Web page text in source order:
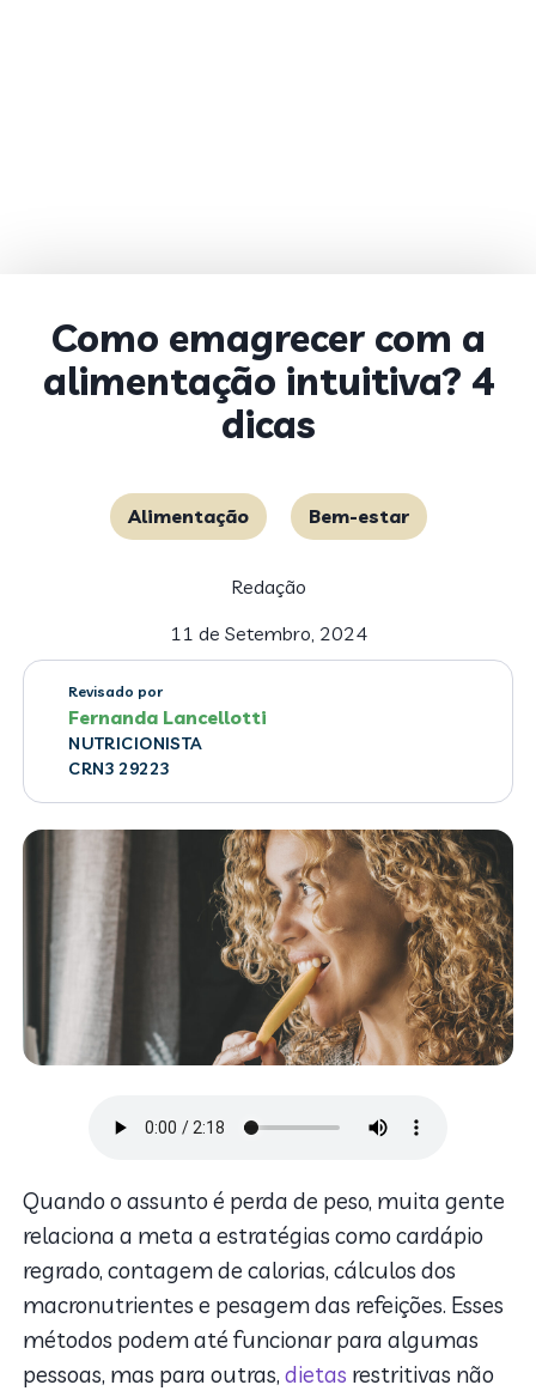
Como emagrecer com a
alimentação intuitiva? 4
dicas
Alimentação Bem-estar
Redação
11 de Setembro, 2024
Revisado por
Fernanda Lancellotti
NUTRICIONISTA
CRN3 29223
Quando o assunto é perda de peso, muita gente
relaciona a meta a estratégias como cardápio
regrado, contagem de calorias, cálculos dos
macronutrientes e pesagem das refeições. Esses
métodos podem até funcionar para algumas
pessoas, mas para outras,dietas restritivas não